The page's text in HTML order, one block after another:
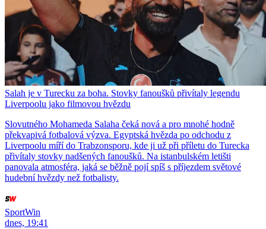
Salah je v Turecku za boha. Stovky fanoušků přivítaly legendu
Liverpoolu jako filmovou hvězdu
Slovutného Mohameda Salaha čeká nová a pro mnohé hodně
překvapivá fotbalová výzva. Egyptská hvězda po odchodu z
Liverpoolu míří do Trabzonsporu, kde ji už při příletu do Turecka
přivítaly stovky nadšených fanoušků. Na istanbulském letišti
panovala atmosféra, jaká se běžně pojí spíš s příjezdem světové
hudební hvězdy než fotbalisty.
SportWin
dnes, 19:41